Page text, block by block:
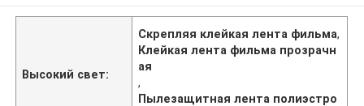
Высокий свет:
Скрепляя клейкая лента фильма,
Клейкая лента фильма прозрачн
ая
,
Пылезащитная лента полиэстро